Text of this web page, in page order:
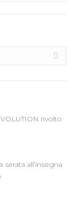
rivolto
serata all’insegna